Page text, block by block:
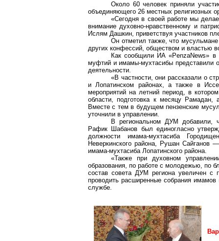
Около 60 человек приняли
объединяющего 26 местных религиозных
«Сегодня в своей работе мы
внимание духовно-нравственному и
Ислям Дашкин, приветствуя участников
Он отметил также, что
других конфессий, обществом и властью
Как сообщили ИА «PenzaNews» в
муфтий и имамы-мухтасибы представили
деятельности.
«В частности, они рассказали о
и Лопатинском районах, а также в
мероприятий на летний период, в
области, подготовка к месяцу
Вместе с тем в будущем пензенские
уточнили в управлении.
В региональном ДУМ добавили,
Рафик Шабанов был единогласно
должности имама-мухтасиба
Неверкинского района, Рушан Сайганов
имама-мухтасиба Лопатинского района.
«Также при духовном
образования, по работе с молодежью, по
состав совета ДУМ региона увеличен
проводить расширенные собрания
службе.